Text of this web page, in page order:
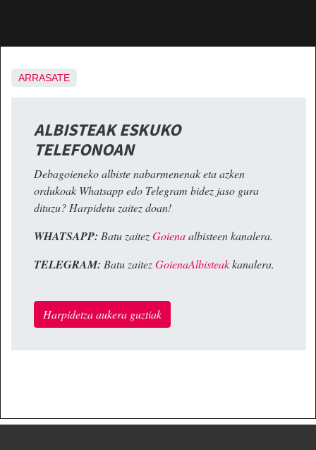
ARRASATE
ALBISTEAK ESKUKO
TELEFONOAN
Debagoieneko albiste nabarmenenak eta azken
ordukoak Whatsapp edo Telegram bidez jaso gura
dituzu? Harpidetu zaitez doan!
WHATSAPP: Batu zaitezGoienaalbisteen kanalera.
TELEGRAM: Batu zaitezGoienaAlbisteakkanalera.
Harpidetza aukera guztiak